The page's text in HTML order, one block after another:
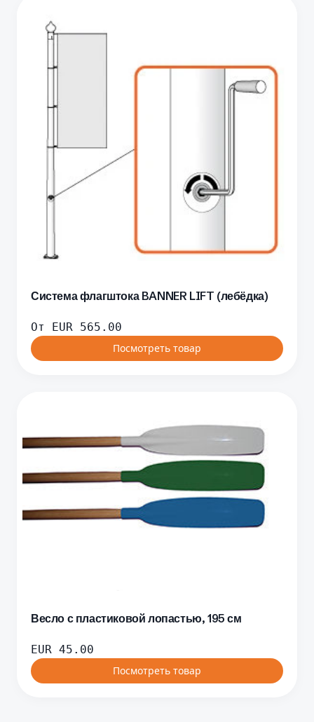
Система флагштока BANNER LIFT (лебёдка)
От EUR 565.00
Посмотреть товар
Весло с пластиковой лопастью, 195 см
EUR 45.00
Посмотреть товар